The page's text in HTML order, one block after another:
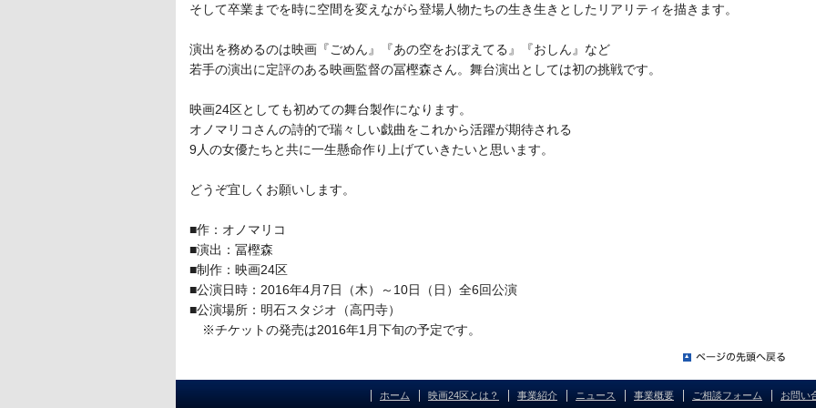
そして卒業までを時に空間を変えながら登場人物たちの生き生きとしたリアリティを描きます。
演出を務めるのは映画『ごめん』『あの空をおぼえてる』『おしん』など
若手の演出に定評のある映画監督の冨樫森さん。舞台演出としては初の挑戦です。
映画24区としても初めての舞台製作になります。
オノマリコさんの詩的で瑞々しい戯曲をこれから活躍が期待される
9人の女優たちと共に一生懸命作り上げていきたいと思います。
どうぞ宜しくお願いします。
■作：オノマリコ
■演出：冨樫森
■制作：映画24区
■公演日時：2016年4月7日（木）～10日（日）全6回公演
■公演場所：明石スタジオ（高円寺）
※チケットの発売は2016年1月下旬の予定です。
ホーム 映画24区とは？ 事業紹介 ニュース 事業概要 ご相談フォーム お問い